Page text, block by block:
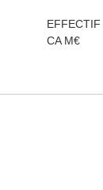
EFFECTIF
CA M€